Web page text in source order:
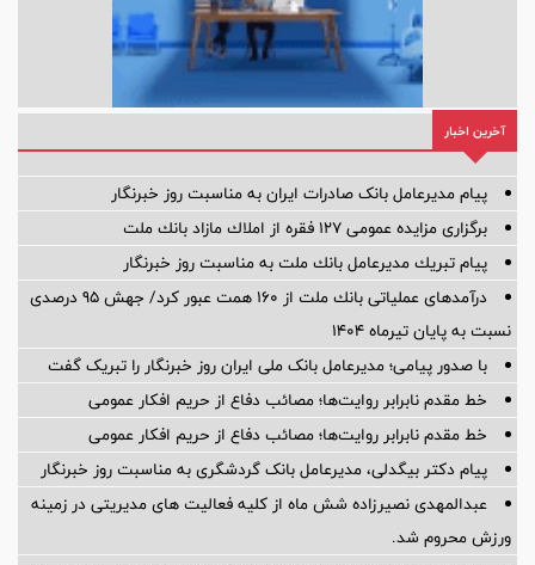
آخرین اخبار
پیام مدیرعامل بانک صادرات ایران به مناسبت روز خبرنگار
برگزاری مزایده عمومی 127 فقره از املاك مازاد بانك ملت
پیام تبریك مدیرعامل بانك ملت به مناسبت روز خبرنگار
درآمدهای عملیاتی بانك ملت از 160 همت عبور كرد/ جهش 95 درصدی
نسبت به پایان تیرماه 1404
با صدور پیامی؛ مدیرعامل بانک ملی ایران روز خبرنگار را تبریک گفت
خط مقدم نابرابر روایت‌ها؛ مصائب دفاع از حریم افکار عمومی
خط مقدم نابرابر روایت‌ها؛ مصائب دفاع از حریم افکار عمومی
پیام دکتر بیگدلی، مدیرعامل بانک گردشگری به مناسبت روز خبرنگار
عبدالمهدی نصیرزاده شش ماه از کلیه فعالیت های مدیریتی در زمینه
ورزش محروم شد.